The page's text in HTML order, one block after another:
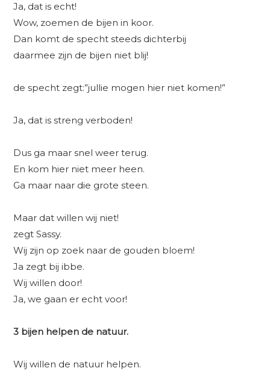
Ja, dat is echt!
Wow, zoemen de bijen in koor.
Dan komt de specht steeds dichterbij
daarmee zijn de bijen niet blij!
de specht zegt:”jullie mogen hier niet komen!”
Ja, dat is streng verboden!
Dus ga maar snel weer terug.
En kom hier niet meer heen.
Ga maar naar die grote steen.
Maar dat willen wij niet!
zegt Sassy.
Wij zijn op zoek naar de gouden bloem!
Ja zegt bij ibbe.
Wij willen door!
Ja, we gaan er echt voor!
3 bijen helpen de natuur.
Wij willen de natuur helpen.